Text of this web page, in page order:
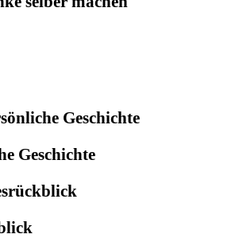
Geschichte